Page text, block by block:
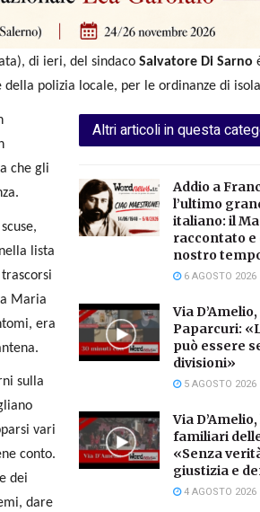
di ieri, del sindaco Salvatore Di Sarno
della polizia locale, per le ordinanze di
Altri articoli in questa
Addio a
l’ultimo
italiano: il
raccontato
nostro
6 AGOSTO 2026
Via
Paparcuri:
può essere
divisioni»
5 AGOSTO 2026
Via
familiari
«Senza
giustizia e
4 AGOSTO 2026
che gli
lista
Maria
era
sulla
vari
conto.
dei
dare